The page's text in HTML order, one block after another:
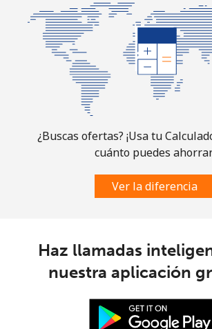
¿Buscas ofertas? ¡Usa tu
cuánto puedes
Ver la diferencia
Haz llamadas
nuestra aplicación